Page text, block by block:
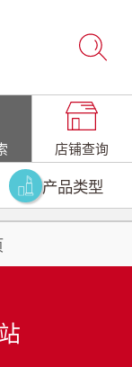
店铺查询
产品类型